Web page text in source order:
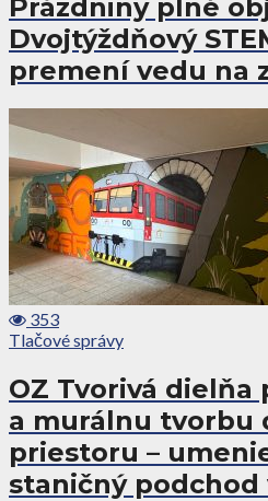
Prázdniny plné
Dvojtýždňový
premení vedu na
353
Tlačové správy
OZ Tvorivá
a murálnu tvorbu
priestoru –
staničný podchod